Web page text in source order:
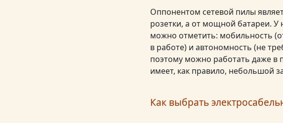
Оппонентом сетевой пилы
розетки, а от мощной батареи. У
можно отметить: мобильность
в работе) и автономность (не
поэтому можно работать даже в
имеет, как правило, небольшой
Как выбрать